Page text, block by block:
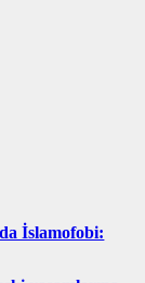
İslamofobi: